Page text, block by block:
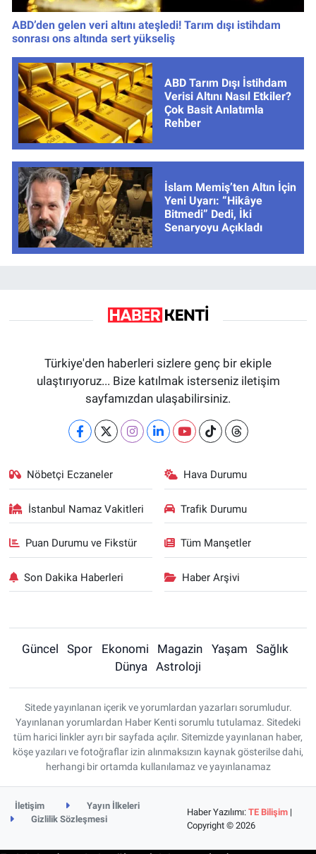
ABD’den gelen veri altını ateşledi! Tarım dışı istihdam
sonrası ons altında sert yükseliş
ABD Tarım Dışı İstihdam
Verisi Altını Nasıl Etkiler?
Çok Basit Anlatımla
Rehber
İslam Memiş’ten Altın İçin
Yeni Uyarı: “Hikâye
Bitmedi” Dedi, İki
Senaryoyu Açıkladı
Türkiye'den haberleri sizlere genç bir ekiple
ulaştırıyoruz... Bize katılmak isterseniz iletişim
sayfamızdan ulaşabilirsiniz.
Nöbetçi Eczaneler Hava Durumu
İstanbul Namaz Vakitleri Trafik Durumu
Puan Durumu ve Fikstür Tüm Manşetler
Son Dakika Haberleri Haber Arşivi
Güncel Spor Ekonomi Magazin Yaşam
Sağlık
Dünya
Astroloji
Sitede yayınlanan içerik ve yorumlardan yazarları sorumludur.
Yayınlanan yorumlardan Haber Kenti sorumlu tutulamaz. Sitedeki
tüm harici linkler ayrı bir sayfada açılır. Sitemizde yayınlanan haber,
köşe yazıları ve fotoğraflar izin alınmaksızın kaynak gösterilse dahi,
herhangi bir ortamda kullanılamaz ve yayınlanamaz
İletişim
Yayın İlkeleri
Gizlilik Sözleşmesi
Haber Yazılımı:TE Bilişim |
Copyright © 2026